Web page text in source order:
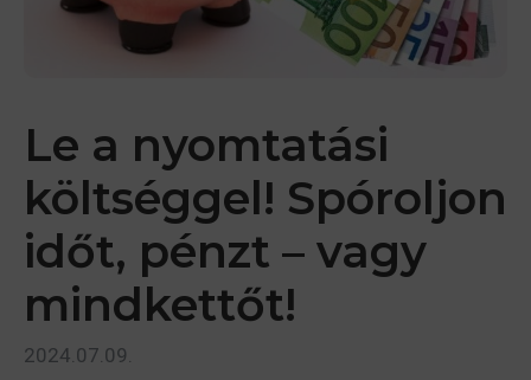
Le a nyomtatási
költséggel! Spóroljon
időt, pénzt – vagy
mindkettőt!
2024.07.09.